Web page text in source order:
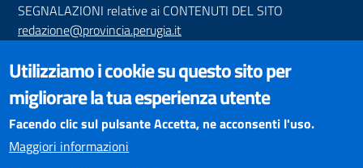
SEGNALAZIONI relative ai CONTENUTI DEL SITO
redazione@provincia.perugia.it
VISUALIZZAZIONE CONTENUTI
Il sito internet della Provincia di Perugia è ottimizzato per
essere visualizzato dai principali browser aggiornati. L'uso di
browser non aggiornati può creare problemi di visualizzazione
dei contenuti.
Utilizziamo i cookie su questo sito per
migliorare la tua esperienza utente
Facendo clic sul pulsante Accetta, ne acconsenti l'uso.
Maggiori informazioni